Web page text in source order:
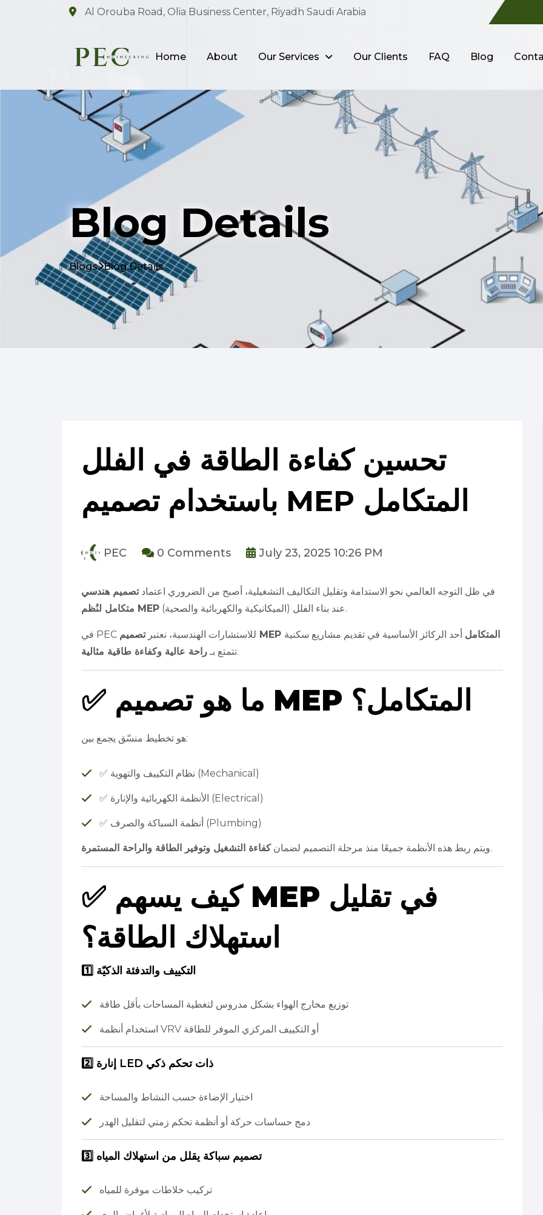
Al Orouba Road, Olia Business Center, Riyadh Saudi Arabia
Home About Our Services Our Clients FAQ Blog
Blog Details
Blogs Blog Details
تحسين كفاءة الطاقة في الفلل
باستخدام تصميم MEP المتكامل
PEC 0 Comments July 23, 2025 10:26 PM
في ظل التوجه العالمي نحو الاستدامة وتقليل التكاليف التشغيلية، أصبح من الضروري اعتمادتصميم هندسي
متكامل لنُظم MEP
(الميكانيكية والكهربائية والصحية) عند بناء الفلل.
في PEC للاستشارات الهندسية، نعتبر تصميم MEP المتكامل أحد الركائز الأساسية في تقديم مشاريع سكنية
تتمتع بـراحة عالية وكفاءة طاقية مثالية .
✅ ما هو تصميم MEP المتكامل؟
هو تخطيط منسّق يجمع بين:
✅ نظام التكييف والتهوية (Mechanical)
✅ الأنظمة الكهربائية والإنارة (Electrical)
✅ أنظمة السباكة والصرف (Plumbing)
ويتم ربط هذه الأنظمة جميعًا منذ مرحلة التصميم لضمانكفاءة التشغيل وتوفير الطاقة والراحة المستمرة .
✅ كيف يسهم MEP في تقليل
استهلاك الطاقة؟
1️⃣ التكييف والتدفئة الذكيّة
توزيع مخارج الهواء بشكل مدروس لتغطية المساحات بأقل طاقة
استخدام أنظمة VRV أو التكييف المركزي الموفر للطاقة
2️⃣ إنارة LED ذات تحكم ذكي
اختيار الإضاءة حسب النشاط والمساحة
دمج حساسات حركة أو أنظمة تحكم زمني لتقليل الهدر
3️⃣ تصميم سباكة يقلل من استهلاك المياه
تركيب خلاطات موفرة للمياه